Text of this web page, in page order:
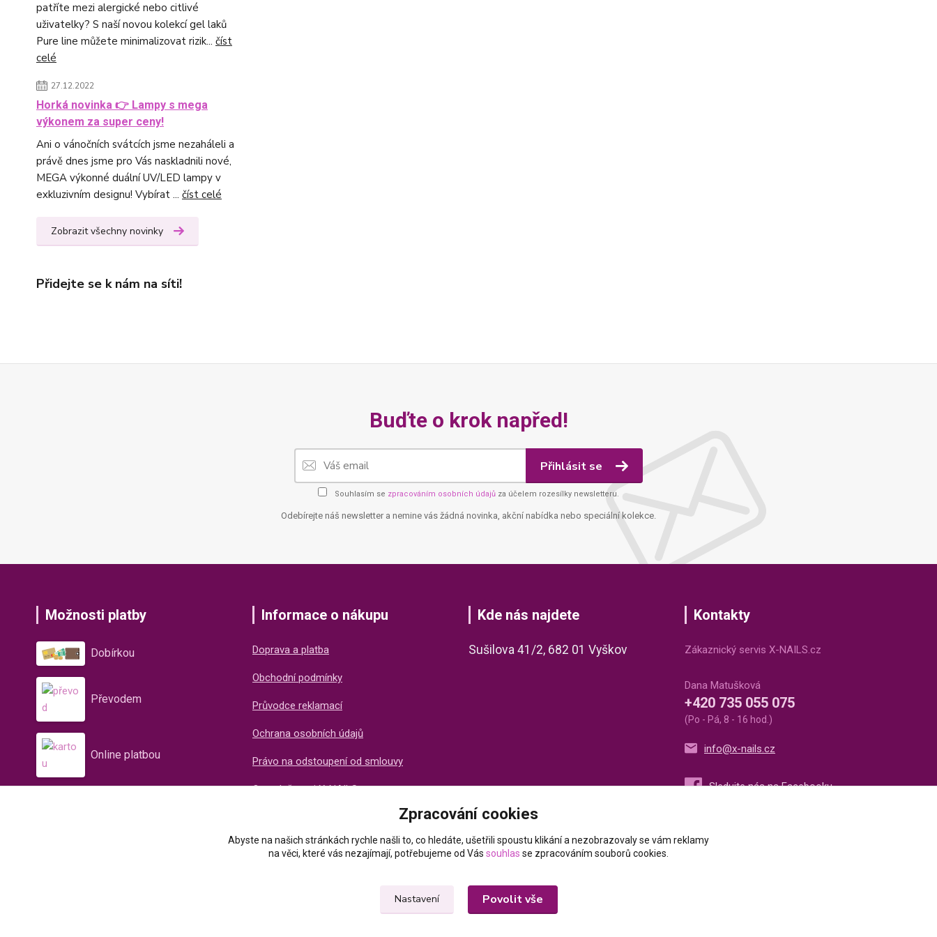
patříte mezi alergické nebo citlivé
uživatelky? S naší novou kolekcí gel laků
Pure line můžete minimalizovat rizik... číst
celé
27.12.2022
Horká novinka 👉 Lampy s mega
výkonem za super ceny!
Ani o vánočních svátcích jsme nezaháleli a
právě dnes jsme pro Vás naskladnili nové,
MEGA výkonné duální UV/LED lampy v
exkluzivním designu! Vybírat ... číst celé
Zobrazit všechny novinky
Přidejte se k nám na síti!
Buďte o krok napřed!
Přihlásit se
Souhlasím se zpracováním osobních údajů za účelem rozesílky newsletteru.
Odebírejte náš newsletter a nemine vás žádná novinka, akční nabídka nebo speciální kolekce.
Možnosti platby
Dobírkou
Převodem
Online platbou
Informace o nákupu
Doprava a platba
Obchodní podmínky
Průvodce reklamací
Ochrana osobních údajů
Právo na odstoupení od smlouvy
O společnosti X-NAILS
Kde nás najdete
Sušilova 41/2, 682 01 Vyškov
Kontakty
Zákaznický servis X-NAILS.cz
Dana Matušková
+420 735 055 075
(Po - Pá, 8 - 16 hod.)
info@x-nails.cz
Zpracování cookies
Abyste na našich stránkách rychle našli to, co hledáte, ušetřili spoustu klikání a nezobrazovaly se vám reklamy
na věci, které vás nezajímají, potřebujeme od Vás souhlas se zpracováním souborů cookies.
Nastavení Povolit vše